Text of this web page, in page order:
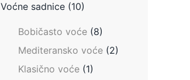
Voćne sadnice (10)
Bobičasto voće (8)
Mediteransko voće (2)
Klasično voće (1)